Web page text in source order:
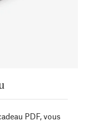
PDF, vous